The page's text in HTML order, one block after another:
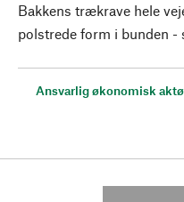
Bakkens trækrave hele
polstrede form i bunden -
Ansvarlig økonomisk